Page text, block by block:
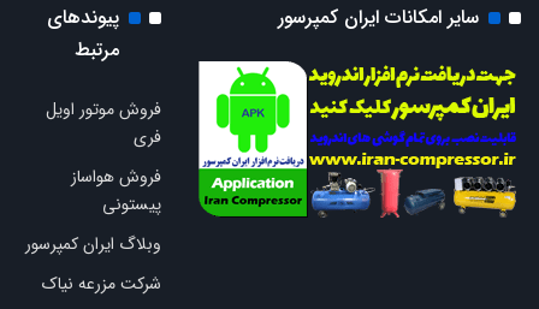
سایر امکانات ایران کمپرسور
پیوندهای
مرتبط
فروش موتور اویل
فری
فروش هواساز
پیستونی
وبلاگ ایران کمپرسور
شرکت مزرعه نیاک